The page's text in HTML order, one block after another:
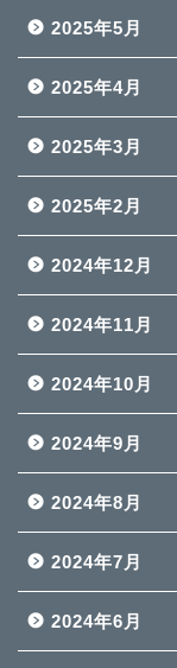
2025年5月
2025年4月
2025年3月
2025年2月
2024年12月
2024年11月
2024年10月
2024年9月
2024年8月
2024年7月
2024年6月